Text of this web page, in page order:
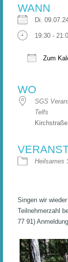
WANN
Di.
19:30 -
Zum
WO
SGS
Telfs
Heilsames
Singen wir
Teilnehmerzahl
77 91)